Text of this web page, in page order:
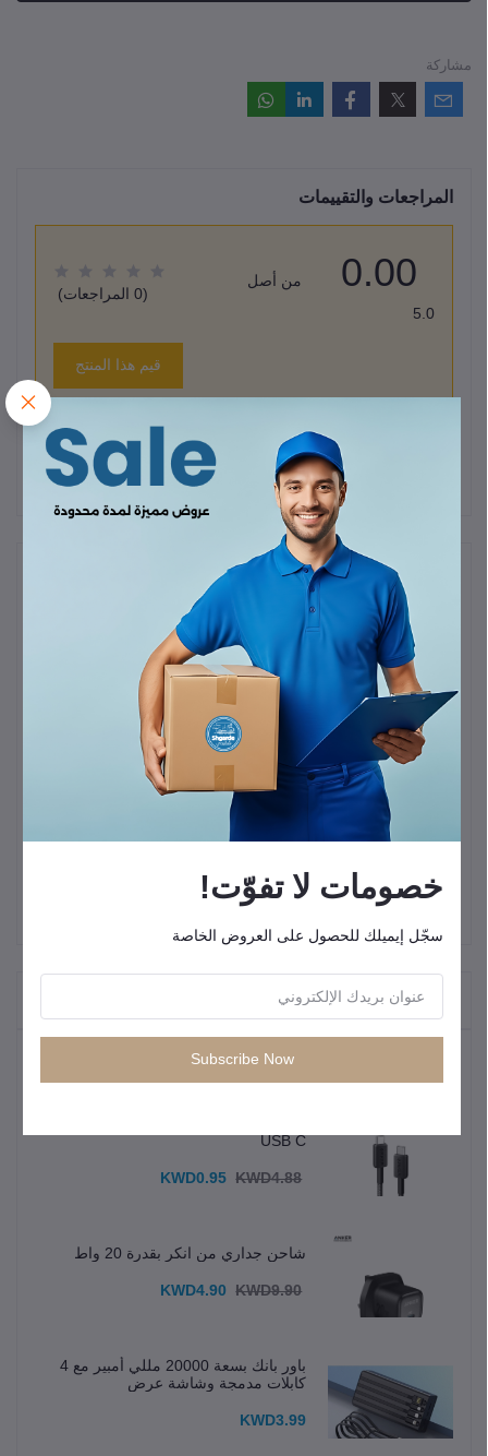
مشاركة
المراجعات والتقييمات
0.00
من أصل
5.0
(0 المراجعات)
قيم هذا المنتج
لا يوجد هناك مراجعات لهذا المنتج حتى الآن.
وصف
شاشة AMOLED منحنية كبيرة مقاس 2.13 بوصة
هيكل معدني فاخر
تاج رقمي
مكالمات بلوتوث واضحة
مراقبة صحية شاملة
مقاومة للماء IP68
تطبيق صحتي
"المنتجات التي يتم شراؤها بشكل متكرر"
USB C
KWD0.95 KWD4.88
شاحن جداري من انكر بقدرة 20 واط
KWD4.90 KWD9.90
باور بانك بسعة 20000 مللي أمبير مع 4
كابلات مدمجة وشاشة عرض
KWD3.99
خصومات لا تفوّت!
سجّل إيميلك للحصول على العروض الخاصة
Subscribe Now